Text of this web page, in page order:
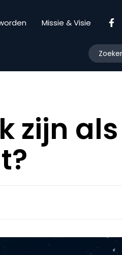
Missie & Visie
zijn als